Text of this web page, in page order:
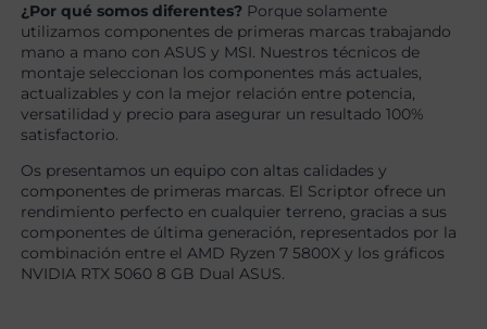
¿Por qué somos diferentes? Porque solamente
utilizamos componentes de primeras marcas trabajando
mano a mano con ASUS y MSI. Nuestros técnicos de
montaje seleccionan los componentes más actuales,
actualizables y con la mejor relación entre potencia,
versatilidad y precio para asegurar un resultado 100%
satisfactorio.
Os presentamos un equipo con altas calidades y
componentes de primeras marcas. El Scriptor ofrece un
rendimiento perfecto en cualquier terreno, gracias a sus
componentes de última generación, representados por la
combinación entre el AMD Ryzen 7 5800X y los gráficos
NVIDIA RTX 5060 8 GB Dual ASUS.